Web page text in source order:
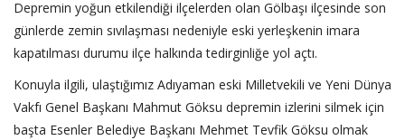
Depremin yoğun etkilendiği ilçelerden olan Gölbaşı ilçesinde son
günlerde zemin sıvılaşması nedeniyle eski yerleşkenin imara
kapatılması durumu ilçe halkında tedirginliğe yol açtı.
Konuyla ilgili, ulaştığımız Adıyaman eski Milletvekili ve Yeni Dünya
Vakfı Genel Başkanı Mahmut Göksu depremin izlerini silmek için
başta Esenler Belediye Başkanı Mehmet Tevfik Göksu olmak